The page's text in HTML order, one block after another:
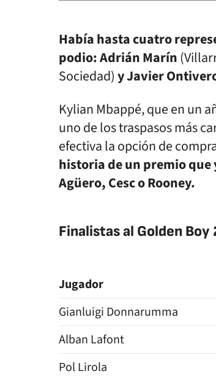
Había hasta cuatro
podio: Adrián Marín
Sociedad)y Javier
Kylian Mbappé, que en un
uno de los traspasos más
efectiva la opción de
historia de un premio que
Agüero, Cesc o Rooney.
Finalistas al Golden Boy
Jugador
Gianluigi Donnarumma
Alban Lafont
Pol Lirola